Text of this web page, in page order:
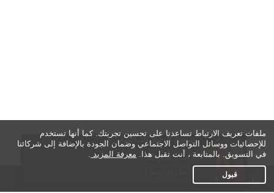
تطبيق تعارف
ملفات تعريف الارتباط تساعدنا على تحسين تجربتك. كما أنها تستخدم
للإحصائيات ووسائل التواصل الاجتماعي وضمان الجودة بالإضافة إلى شركائنا
في التسويق. بالمتابعة ، أنت تقبل هذا. معرفة المزيد .
قبول
× تسجيل الدخول إلى الموقع
ראני ראני, 25
لولو, 27
Bb, 36
amir kerech, 31
בילי, 38
Ibrahim Gay, 33
Pakkaphong, 27
Mohammad, 42
חליל, 39
amer, 30